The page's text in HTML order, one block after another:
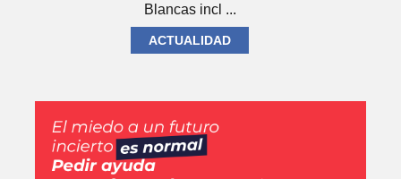
Blancas incl ...
ACTUALIDAD